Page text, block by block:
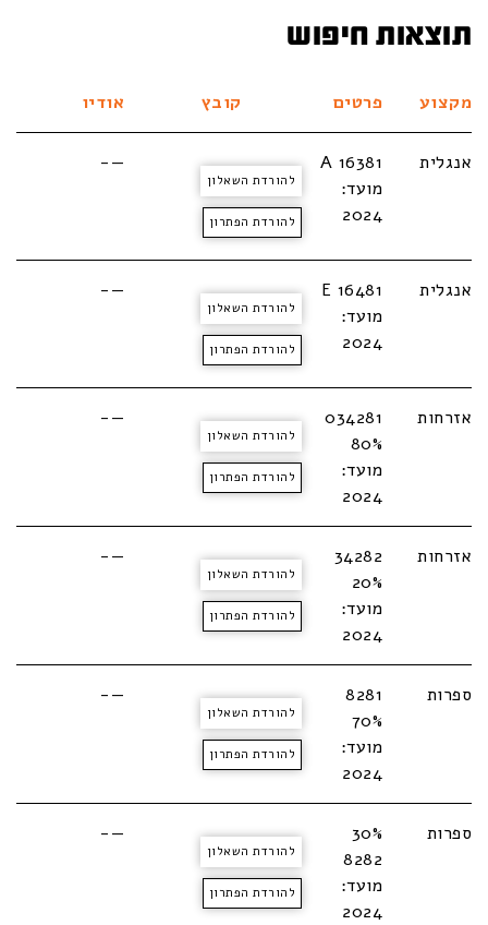
תוצאות חיפוש
מקצוע פרטים קובץ אודיו
אנגלית
A 16381
מועד:
2024
להורדת השאלון
להורדת הפתרון
—-
אנגלית
E 16481
מועד:
2024
להורדת השאלון
להורדת הפתרון
—-
אזרחות
034281
80%
מועד:
2024
להורדת השאלון
להורדת הפתרון
—-
אזרחות
34282
20%
מועד:
2024
להורדת השאלון
להורדת הפתרון
—-
ספרות
8281
70%
מועד:
2024
להורדת השאלון
להורדת הפתרון
—-
ספרות
30%
8282
מועד:
2024
להורדת השאלון
להורדת הפתרון
—-